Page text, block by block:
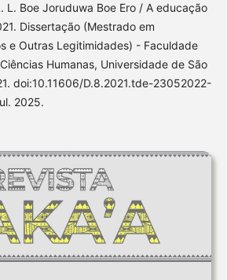
L. Boe Joruduwa Boe Ero / A educação
Dissertação (Mestrado em
e Outras Legitimidades) - Faculdade
Humanas, Universidade de São
doi:10.11606/D.8.2021.tde-23052022-
2025.